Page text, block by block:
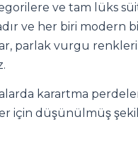
ve tam lüks
ve her biri modern
parlak vurgu
karartma
için düşünülmüş